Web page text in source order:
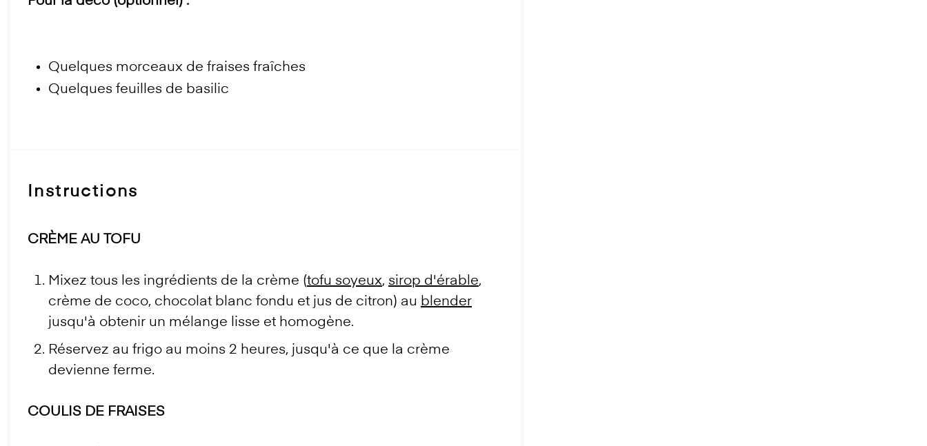
Quelques morceaux de fraises fraîches
Quelques feuilles de basilic
Instructions
CRÈME AU TOFU
Mixez tous les ingrédients de la crème (tofu soyeux, sirop d'érable,
crème de coco, chocolat blanc fondu et jus de citron) au blender
jusqu'à obtenir un mélange lisse et homogène.
Réservez au frigo au moins 2 heures, jusqu'à ce que la crème
devienne ferme.
COULIS DE FRAISES